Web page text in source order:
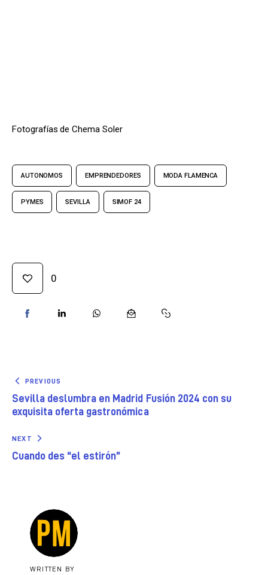
Fotografías de Chema Soler
AUTONOMOS EMPRENDEDORES MODA FLAMENCA
PYMES SEVILLA SIMOF 24
0
PREVIOUS
Sevilla deslumbra en Madrid Fusión 2024 con su
exquisita oferta gastronómica
NEXT
Cuando des “el estirón”
WRITTEN BY